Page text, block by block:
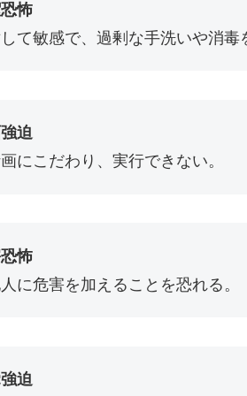
怖
て敏感で、過剰な手洗いや消毒
迫
にこだわり、実行できない。
怖
に危害を加えることを恐れる。
迫